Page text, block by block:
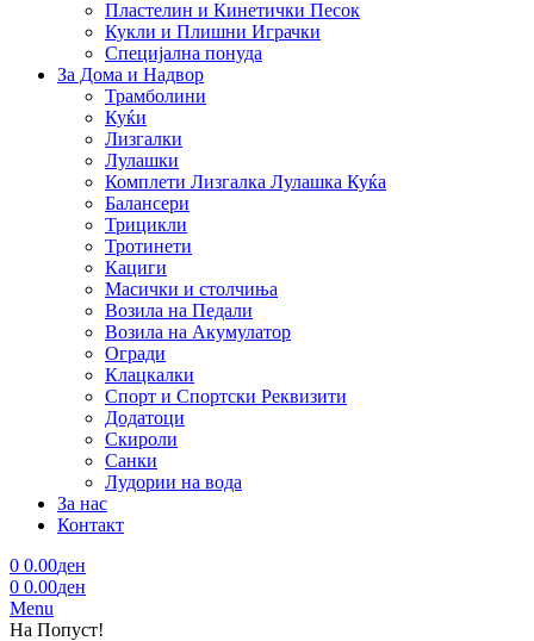
Пластелин и Кинетички Песок
Кукли и Плишни Играчки
Специјална понуда
За Дома и Надвор
Трамболини
Куќи
Лизгалки
Лулашки
Комплети Лизгалка Лулашка Куќа
Балансери
Трицикли
Тротинети
Кациги
Mасички и столчиња
Возила на Педали
Возила на Акумулатор
Огради
Клацкалки
Спорт и Спортски Реквизити
Додатоци
Скироли
Санки
Лудории на вода
За нас
Контакт
0 0.00ден
0 0.00ден
Menu
На Попуст!